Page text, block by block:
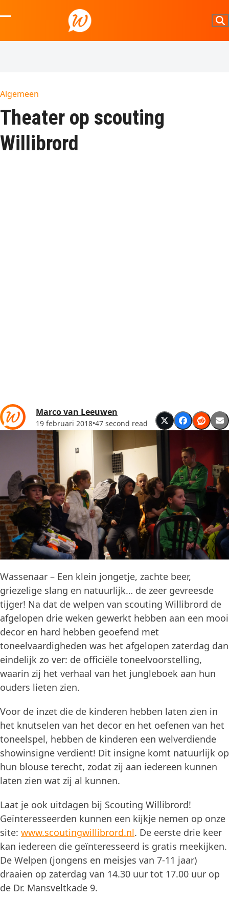
to
mobile
mobile
Algemeen
Theater op scouting
Willibrord
Marco van Leeuwen
19 februari 2018•47 second read
Wassenaar – Een klein jongetje, zachte beer,
griezelige slang en natuurlijk… de zeer gevreesde
tijger! Na dat de welpen van scouting Willibrord de
afgelopen drie weken gewerkt hebben aan een mooi
decor en hard hebben geoefend met
toneelvaardigheden was het afgelopen zaterdag dan
eindelijk zo ver: de officiële toneelvoorstelling,
waarin zij het verhaal van het jungleboek aan hun
ouders lieten zien.
Voor de inzet die de kinderen hebben laten zien in
het knutselen van het decor en het oefenen van het
toneelspel, hebben de kinderen een welverdiende
showinsigne verdient! Dit insigne komt natuurlijk op
hun blouse terecht, zodat zij aan iedereen kunnen
laten zien wat zij al kunnen.
Laat je ook uitdagen bij Scouting Willibrord!
Geïnteresseerden kunnen een kijkje nemen op onze
site: www.scoutingwillibrord.nl. De eerste drie keer
kan iedereen die geïnteresseerd is gratis meekijken.
De Welpen (jongens en meisjes van 7-11 jaar)
draaien op zaterdag van 14.30 uur tot 17.00 uur op
de Dr. Mansveltkade 9.